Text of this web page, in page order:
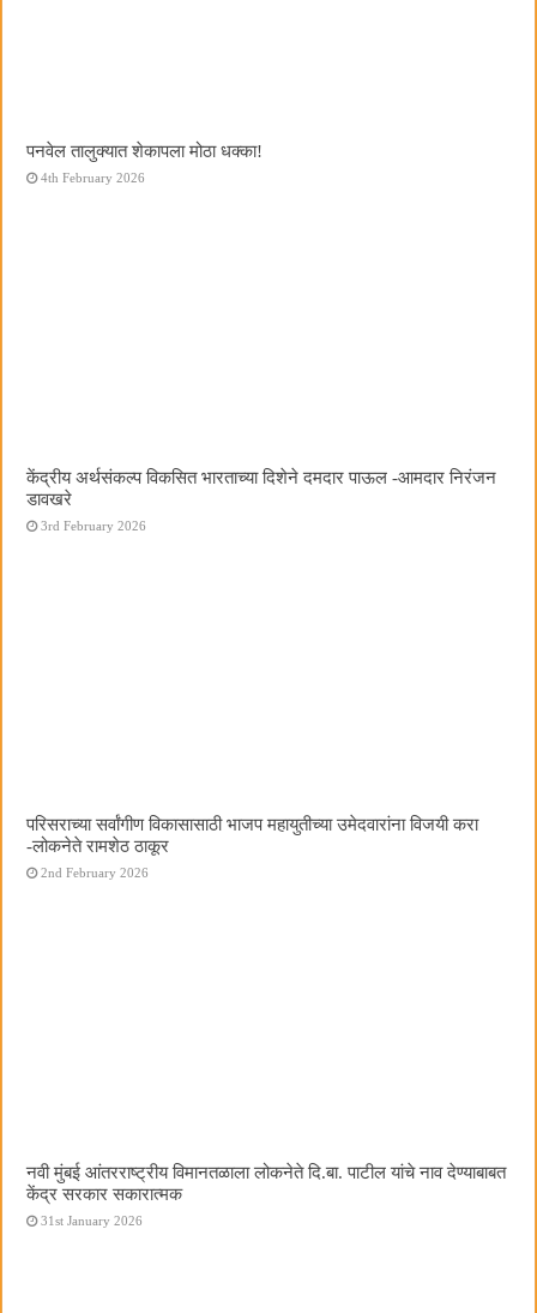
पनवेल तालुक्यात शेकापला मोठा धक्का!
4th February 2026
केंद्रीय अर्थसंकल्प विकसित भारताच्या दिशेने दमदार पाऊल -आमदार निरंजन
डावखरे
3rd February 2026
परिसराच्या सर्वांगीण विकासासाठी भाजप महायुतीच्या उमेदवारांना विजयी करा
-लोकनेते रामशेठ ठाकूर
2nd February 2026
नवी मुंबई आंतरराष्ट्रीय विमानतळाला लोकनेते दि.बा. पाटील यांचे नाव देण्याबाबत
केंद्र सरकार सकारात्मक
31st January 2026